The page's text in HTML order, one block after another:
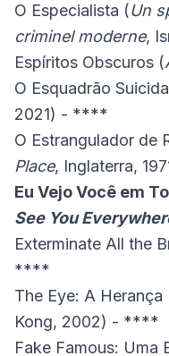
O Especialista (Un
criminel moderne,
Espíritos Obscuros (
O Esquadrão
2021) - ****
O Estrangulador de
Place, Inglaterra,
Eu Vejo Você em
See You
Exterminate All the
****
The Eye: A Herança
Kong, 2002) - ****
Fake Famous: Uma